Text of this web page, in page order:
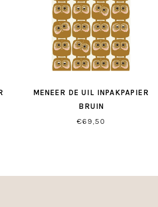
MENEER DE UIL INPAKPAPIER
BRUIN
€69,50